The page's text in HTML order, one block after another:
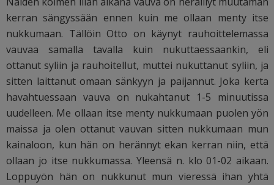
kerran sängyssään ennen kuin me ollaan menty itse
nukkumaan. Tällöin Otto on käynyt rauhoittelemassa
vauvaa samalla tavalla kuin nukuttaessaankin, eli
ottanut syliin ja rauhoitellut, muttei nukuttanut syliin, ja
sitten laittanut omaan sänkyyn ja paijannut. Joka kerta
havahtuessaan vauva on nukahtanut 1-5 minuutissa
uudelleen. Me ollaan itse menty nukkumaan puolen yön
maissa ja olen ottanut vauvan sitten nukkumaan mun
kainaloon, kun hän on herännyt ekan kerran niin, että
ollaan jo itse nukkumassa. Yleensä n. klo 01-02 aikaan.
Loppuyön hän on nukkunut mun vieressä ihan yhtä